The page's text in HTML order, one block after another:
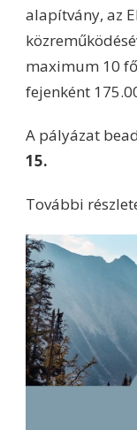
alapítvány, az
maximum 10
fejenként
A pályázat
15.
További